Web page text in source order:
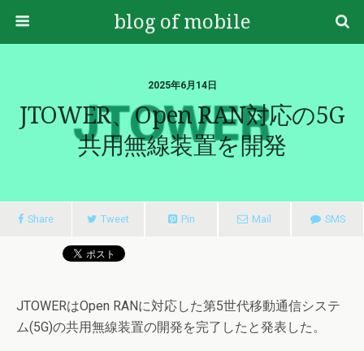
blog of mobile
2025年6月14日
JTOWER、Open RAN対応の5G
共用無線装置を開発
Share Tweet Pin Mail SMS
JTOWERはOpen RANに対応した第5世代移動通信システ
ム(5G)の共用無線装置の開発を完了したと発表した。